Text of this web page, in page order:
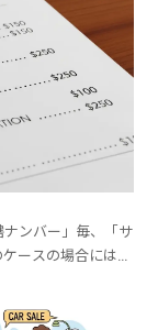
ナンバー」毎、「サ
ースの場合には別